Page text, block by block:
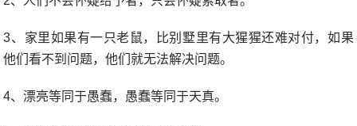
3、家里如果有一只老鼠，比别墅里有大猩猩还难对付，如果
他们看不到问题，他们就无法解决问题。
4、漂亮等同于愚蠢，愚蠢等同于天真。